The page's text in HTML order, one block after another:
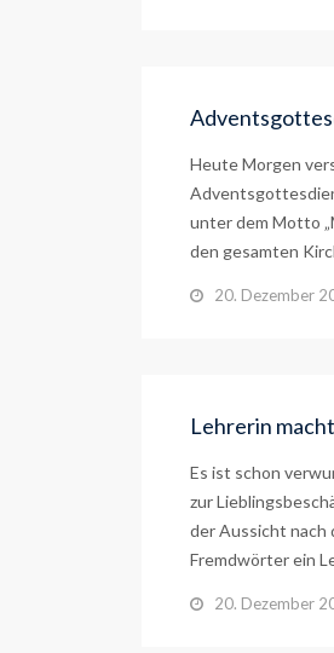
Heute Morgen
unter dem Motto
den gesamten
20. Dezember
Lehrerin
Es ist schon
zur
der Aussicht nach
Fremdwörter ein
20. Dezember